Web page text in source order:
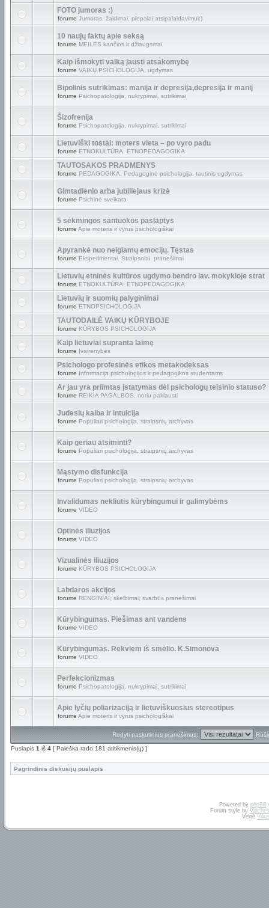
FOTO jumoras :)
forume Jumoras, žaidimai, plepalai atsipalaidavimui:)
10 naujų faktų apie seksą
forume MEILĖS kančios ir džiaugsmai
Kaip išmokyti vaiką jausti atsakomybę
forume VAIKŲ PSICHOLOGIJA, ugdymas
Bipolinis sutrikimas: manija ir depresija,depresija ir manij
forume Psichopatologija, nukrypimai, sutrikimai
Šizofrenija
forume Psichopatologija, nukrypimai, sutrikimai
Lietuviški tostai: moters vieta – po vyro padu
forume ETNOKULTŪRA, ETNOPEDAGOGIKA
TAUTOSAKOS PRADMENYS
forume PEDAGOGIKA, Pedagoginė psichologija, tautinis ugdymas
Gimtadienio arba jubiliejaus krizė
forume Psichinė sveikata
5 sėkmingos santuokos paslaptys
forume Apie moteris ir vyrus psichologiškai
Apyrankė nuo neigiamų emocijų. Tęstas
forume Eksperimentai. Straipsniai, pranešimai
Lietuvių etninės kultūros ugdymo bendro lav. mokykloje strat
forume ETNOKULTŪRA, ETNOPEDAGOGIKA
Lietuvių ir suomių palyginimai
forume ETNOPSICHOLOGIJA
TAUTODAILĖ VAIKŲ KŪRYBOJE
forume KŪRYBOS PSICHOLOGIJA
Kaip lietuviai supranta laimę
forume Įvairenybės
Psichologo profesinės etikos metakodeksas
forume Informacija psichologijos ir pedagogikos studentams
Ar jau yra priimtas įstatymas dėl psichologų teisinio statuso?
forume REIKIA PAGALBOS, noriu paklausti
Judesių kalba ir intuicija
forume Populiari psichologija, straipsnių archyvas
Kaip geriau atsiminti?
forume Populiari psichologija, straipsnių archyvas
Mąstymo disfunkcija
forume Populiari psichologija, straipsnių archyvas
Invalidumas nekliutis kūrybingumui ir galimybėms
forume VIDEO
Optinės iliuzijos
forume VIDEO
Vizualinės iliuzijos
forume KŪRYBOS PSICHOLOGIJA
Labdaros akcijos
forume RENGINIAI, skelbimai, svarbūs pranešimai
Kūrybingumas. Piešimas ant vandens
forume VIDEO
Kūrybingumas. Rekviem iš smėlio. K.Simonova
forume VIDEO
Perfekcionizmas
forume Psichopatologija, nukrypimai, sutrikimai
Apie lyčių poliarizaciją ir lietuviškuosius stereotipus
forume Apie moteris ir vyrus psichologiškai
Rodyti paskutinius pranešimus:
Puslapis 1 iš 4 [ Paieška rado 181 atitikmenis(ų) ]
Pagrindinis diskusijų puslapis
Powered by phpBB
Forum style by
Vertė